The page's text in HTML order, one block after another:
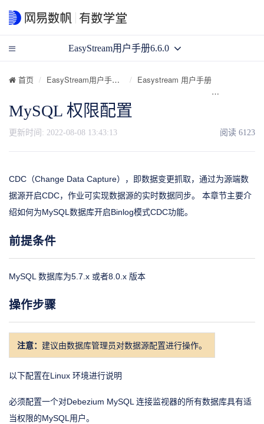
首页 EasyStream用户手册6.6.0 Easystream 用户手册
MySQL 权限配置
更新时间: 2022-08-08 13:43:13 阅读 6123
CDC（Change Data Capture），即数据变更抓取，通过为源端数
据源开启CDC，作业可实现数据源的实时数据同步。 本章节主要介
绍如何为MySQL数据库开启Binlog模式CDC功能。
前提条件
MySQL 数据库为5.7.x 或者8.0.x 版本
操作步骤
注意： 建议由数据库管理员对数据源配置进行操作。
以下配置在Linux 环境进行说明
必须配置一个对Debezium MySQL 连接监视器的所有数据库具有适
当权限的MySQL用户。
EasyStream用户手册6.6.0